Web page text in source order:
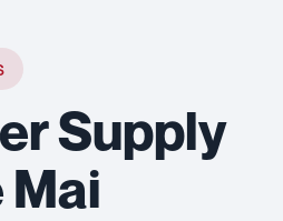
Supply
Mai